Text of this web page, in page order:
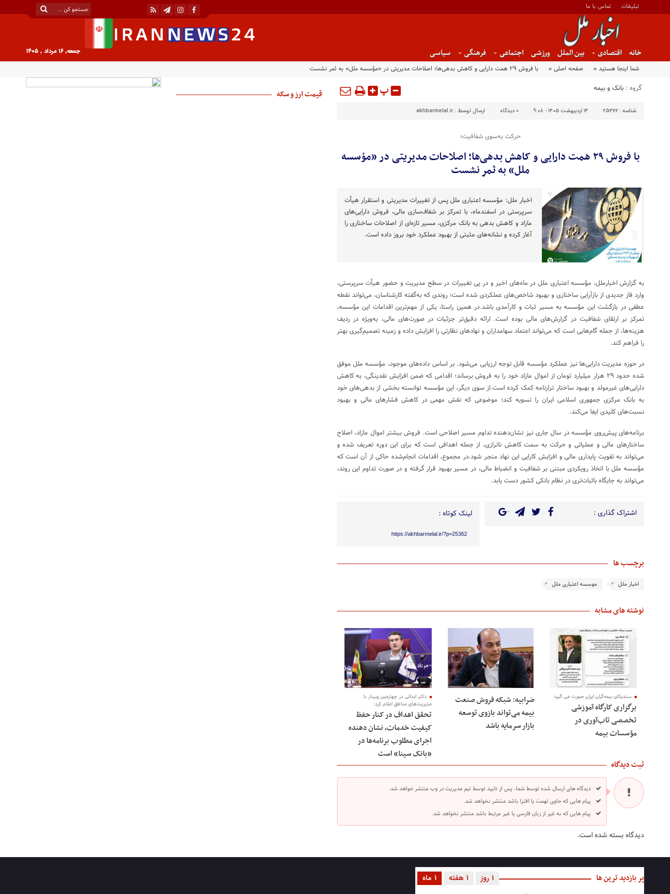
تبلیغات تماس با ما
خانه اقتصادی بین الملل ورزشی اجتماعی فرهنگی سیاسی جمعه, ۱۶ مرداد , ۱۴۰۵
شما اینجا هستید » صفحه اصلی » با فروش ۲۹ همت دارایی و کاهش بدهی‌ها؛ اصلاحات مدیریتی در «مؤسسه ملل» به ثمر نشست
گروه : بانک و بیمه پ
شناسه : 25362 ۱۴ اردیبهشت ۱۴۰۵ - ۹:۰۸ 0 دیدگاه ارسال توسط : akhbarmelal.ir
حرکت به‌سوی شفافیت؛
با فروش ۲۹ همت دارایی و کاهش بدهی‌ها؛ اصلاحات مدیریتی در «مؤسسه
ملل» به ثمر نشست
اخبار ملل: مؤسسه اعتباری ملل پس از تغییرات مدیریتی و استقرار هیأت
سرپرستی در اسفندماه، با تمرکز بر شفاف‌سازی مالی، فروش دارایی‌های
مازاد و کاهش بدهی به بانک مرکزی، مسیر تازه‌ای از اصلاحات ساختاری را
آغاز کرده و نشانه‌های مثبتی از بهبود عملکرد خود بروز داده است. ‌
به گزارش اخبارملل، مؤسسه اعتباری ملل در ماه‌های اخیر و در پی تغییرات در سطح مدیریت و حضور هیأت سرپرستی،
وارد فاز جدیدی از بازآرایی ساختاری و بهبود شاخص‌های عملکردی شده است؛ روندی که به‌گفته کارشناسان، می‌تواند نقطه
عطفی در بازگشت این مؤسسه به مسیر ثبات و کارآمدی باشد.در همین راستا، یکی از مهم‌ترین اقدامات این مؤسسه،
تمرکز بر ارتقای شفافیت در گزارش‌های مالی بوده است. ارائه دقیق‌تر جزئیات در صورت‌های مالی، به‌ویژه در ردیف
هزینه‌ها، از جمله گام‌هایی است که می‌تواند اعتماد سهامداران و نهادهای نظارتی را افزایش داده و زمینه تصمیم‌گیری بهتر
را فراهم کند.
در حوزه مدیریت دارایی‌ها نیز عملکرد مؤسسه قابل توجه ارزیابی می‌شود. بر اساس داده‌های موجود، مؤسسه ملل موفق
شده حدود ۲۹ هزار میلیارد تومان از اموال مازاد خود را به فروش برساند؛ اقدامی که ضمن افزایش نقدینگی، به کاهش
دارایی‌های غیرمولد و بهبود ساختار ترازنامه کمک کرده است.از سوی دیگر، این مؤسسه توانسته بخشی از بدهی‌های خود
به بانک مرکزی جمهوری اسلامی ایران را تسویه کند؛ موضوعی که نقش مهمی در کاهش فشارهای مالی و بهبود
نسبت‌های کلیدی ایفا می‌کند.
برنامه‌های پیش‌روی مؤسسه در سال جاری نیز نشان‌دهنده تداوم مسیر اصلاحی است. فروش بیشتر اموال مازاد، اصلاح
ساختارهای مالی و عملیاتی و حرکت به سمت کاهش ناترازی، از جمله اهدافی است که برای این دوره تعریف شده و
می‌تواند به تقویت پایداری مالی و افزایش کارایی این نهاد منجر شود.در مجموع، اقدامات انجام‌شده حاکی از آن است که
مؤسسه ملل با اتخاذ رویکردی مبتنی بر شفافیت و انضباط مالی، در مسیر بهبود قرار گرفته و در صورت تداوم این روند،
می‌تواند به جایگاه باثبات‌تری در نظام بانکی کشور دست یابد.
اشتراک گذاری : لینک کوتاه :
https://akhbarmelal.ir/?p=25362
برچسب ها
اخبار ملل موسسه اعتباری ملل
نوشته های مشابه
سندیکای بیمه‌گران ایران صورت می گیرد
برگزاری کارگاه آموزشی
تخصصی تاب‌آوری در
مؤسسات بیمه
ضرابیه: شبکه فروش صنعت
بیمه می‌تواند بازوی توسعه
بازار سرمایه باشد
دکتر ابدالی در چهارمین وبینار با
مدیریت‌های مناطق اعلام کرد:
تحقق اهداف در کنار حفظ
کیفیت خدمات، نشان دهنده
اجرای مطلوب برنامه‌ها در
«بانک سینا» است
ثبت دیدگاه
دیدگاه های ارسال شده توسط شما، پس از تایید توسط تیم مدیریت در وب منتشر خواهد شد.
پیام هایی که حاوی تهمت یا افترا باشد منتشر نخواهد شد.
پیام هایی که به غیر از زبان فارسی یا غیر مرتبط باشد منتشر نخواهد شد.
دیدگاه بسته شده است.
قیمت ارز و سکه
پر بازدید ترین ها 1 ماه 1 هفته 1 روز